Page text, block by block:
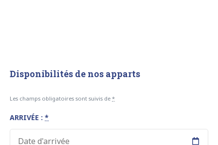
Disponibilités de nos apparts
Les champs obligatoires sont suivis de *
ARRIVÉE : *